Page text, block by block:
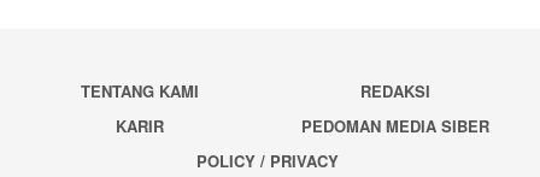
TENTANG KAMI
REDAKSI
KARIR
PEDOMAN MEDIA SIBER
POLICY / PRIVACY